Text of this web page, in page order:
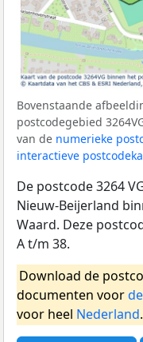
Bovenstaande
postcodegebied
van de numerieke
interactieve
De postcode 3264
Nieuw-Beijerland
Waard. Deze
A t/m 38.
Download de
documenten voor
voor heel Nederland.